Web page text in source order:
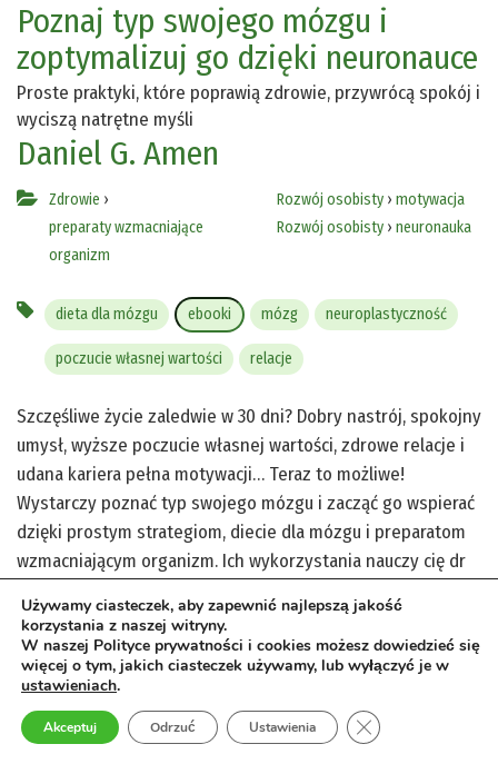
Poznaj typ swojego mózgu i
zoptymalizuj go dzięki neuronauce
Proste praktyki, które poprawią zdrowie, przywrócą spokój i
wyciszą natrętne myśli
Daniel G. Amen
Zdrowie ›
preparaty wzmacniające
organizm
Rozwój osobisty› motywacja
Rozwój osobisty› neuronauka
dieta dla mózgu ebooki mózg neuroplastyczność
poczucie własnej wartości relacje
Szczęśliwe życie zaledwie w 30 dni? Dobry nastrój, spokojny
umysł, wyższe poczucie własnej wartości, zdrowe relacje i
udana kariera pełna motywacji… Teraz to możliwe!
Wystarczy poznać typ swojego mózgu i zacząć go wspierać
dzięki prostym strategiom, diecie dla mózgu i preparatom
wzmacniającym organizm. Ich wykorzystania nauczy cię dr
neuroplastyczności i zainwestuj w swój rozwój osobisty.
Dzięki tej książce poznasz typ swojego mózgu i
zoptymalizujesz go, tak aby cieszył się zdrowiem. Zdrowy
mózg, szczęśliwy i spełniony ty!
Używamy ciasteczek, aby zapewnić najlepszą jakość
korzystania z naszej witryny.
W naszej Polityce prywatności i cookies możesz dowiedzieć się
więcej o tym, jakich ciasteczek używamy, lub wyłączyć je w
ustawieniach.
Akceptuj Odrzuć Ustawienia Zamknij panel